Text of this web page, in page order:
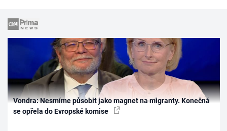
Vondra: Nesmíme působit jako magnet na migranty. Konečná
se opřela do Evropské komise